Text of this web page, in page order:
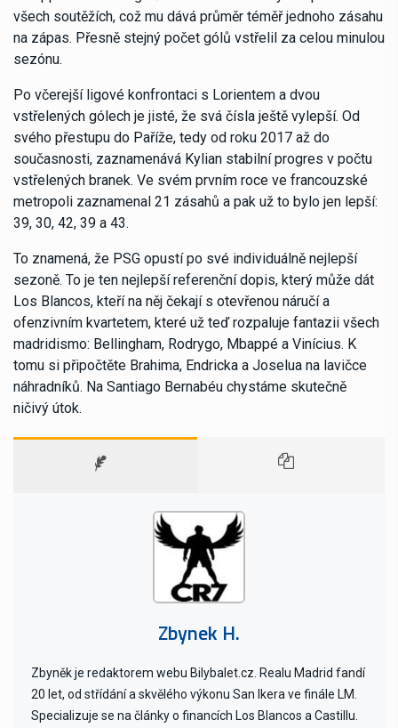
všech soutěžích, což mu dává průměr téměř jednoho zásahu
na zápas. Přesně stejný počet gólů vstřelil za celou minulou
sezónu.
Po včerejší ligové konfrontaci s Lorientem a dvou
vstřelených gólech je jisté, že svá čísla ještě vylepší. Od
svého přestupu do Paříže, tedy od roku 2017 až do
současnosti, zaznamenává Kylian stabilní progres v počtu
vstřelených branek. Ve svém prvním roce ve francouzské
metropoli zaznamenal 21 zásahů a pak už to bylo jen lepší:
39, 30, 42, 39 a 43.
To znamená, že PSG opustí po své individuálně nejlepší
sezoně. To je ten nejlepší referenční dopis, který může dát
Los Blancos, kteří na něj čekají s otevřenou náručí a
ofenzivním kvartetem, které už teď rozpaluje fantazii všech
madridismo: Bellingham, Rodrygo, Mbappé a Vinícius. K
tomu si připočtěte Brahima, Endricka a Joselua na lavičce
náhradníků. Na Santiago Bernabéu chystáme skutečně
ničivý útok.
Zbynek H.
Zbyněk je redaktorem webu Bilybalet.cz. Realu Madrid fandí
20 let, od střídání a skvělého výkonu San Ikera ve finále LM.
Specializuje se na články o financích Los Blancos a Castillu.